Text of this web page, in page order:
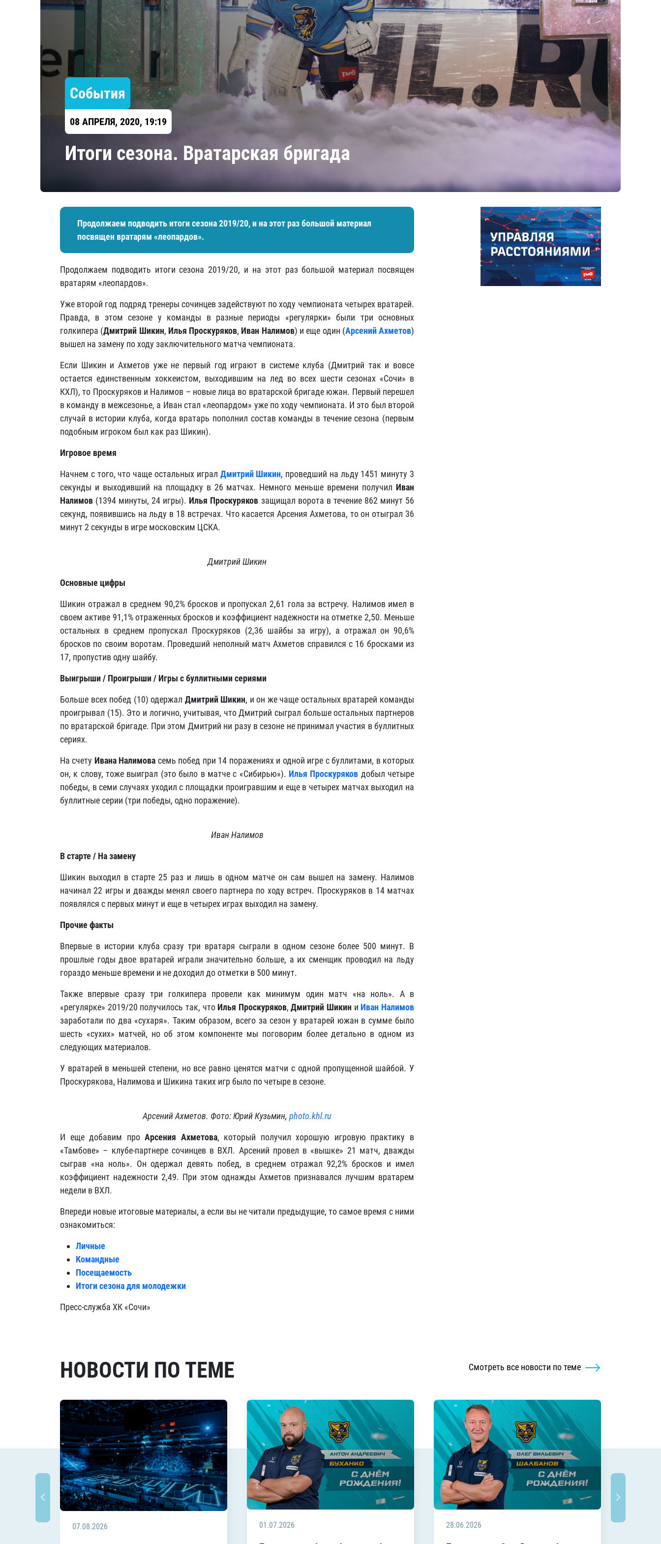
Локомотив
Северсталь
ЦСКА
Шанхайские Драконы
Амур
Барыс
Салават Юлаев
Сибирь
События
08 АПРЕЛЯ, 2020, 19:19
​Итоги сезона. Вратарская бригада
Продолжаем подводить итоги сезона 2019/20, и на этот раз большой материал
посвящен вратарям «леопардов».
Продолжаем подводить итоги сезона 2019/20, и на этот раз большой материал посвящен
вратарям «леопардов».
Уже второй год подряд тренеры сочинцев задействуют по ходу чемпионата четырех вратарей.
Правда, в этом сезоне у команды в разные периоды «регулярки» были три основных
голкипера (Дмитрий Шикин, Илья Проскуряков, Иван Налимов) и еще один (Арсений Ахметов)
вышел на замену по ходу заключительного матча чемпионата.
Если Шикин и Ахметов уже не первый год играют в системе клуба (Дмитрий так и вовсе
остается единственным хоккеистом, выходившим на лед во всех шести сезонах «Сочи» в
КХЛ), то Проскуряков и Налимов – новые лица во вратарской бригаде южан. Первый перешел
в команду в межсезонье, а Иван стал «леопардом» уже по ходу чемпионата. И это был второй
случай в истории клуба, когда вратарь пополнил состав команды в течение сезона (первым
подобным игроком был как раз Шикин).
Игровое время
Начнем с того, что чаще остальных играл Дмитрий Шикин, проведший на льду 1451 минуту 3
секунды и выходивший на площадку в 26 матчах. Немного меньше времени получил Иван
Налимов (1394 минуты, 24 игры). Илья Проскуряков защищал ворота в течение 862 минут 56
секунд, появившись на льду в 18 встречах. Что касается Арсения Ахметова, то он отыграл 36
минут 2 секунды в игре московским ЦСКА.
Дмитрий Шикин
Основные цифры
Шикин отражал в среднем 90,2% бросков и пропускал 2,61 гола за встречу. Налимов имел в
своем активе 91,1% отраженных бросков и коэффициент надежности на отметке 2,50. Меньше
остальных в среднем пропускал Проскуряков (2,36 шайбы за игру), а отражал он 90,6%
бросков по своим воротам. Проведший неполный матч Ахметов справился с 16 бросками из
17, пропустив одну шайбу.
Выигрыши / Проигрыши / Игры с буллитными сериями
Больше всех побед (10) одержал Дмитрий Шикин, и он же чаще остальных вратарей команды
проигрывал (15). Это и логично, учитывая, что Дмитрий сыграл больше остальных партнеров
по вратарской бригаде. При этом Дмитрий ни разу в сезоне не принимал участия в буллитных
сериях.
На счету Ивана Налимова семь побед при 14 поражениях и одной игре с буллитами, в которых
он, к слову, тоже выиграл (это было в матче с «Сибирью»). Илья Проскуряков добыл четыре
победы, в семи случаях уходил с площадки проигравшим и еще в четырех матчах выходил на
буллитные серии (три победы, одно поражение).
Иван Налимов
В старте / На замену
Шикин выходил в старте 25 раз и лишь в одном матче он сам вышел на замену. Налимов
начинал 22 игры и дважды менял своего партнера по ходу встреч. Проскуряков в 14 матчах
появлялся с первых минут и еще в четырех играх выходил на замену.
Прочие факты
Впервые в истории клуба сразу три вратаря сыграли в одном сезоне более 500 минут. В
прошлые годы двое вратарей играли значительно больше, а их сменщик проводил на льду
гораздо меньше времени и не доходил до отметки в 500 минут.
Также впервые сразу три голкипера провели как минимум один матч «на ноль». А в
«регулярке» 2019/20 получилось так, что Илья Проскуряков,Дмитрий Шикин и Иван Налимов
заработали по два «сухаря». Таким образом, всего за сезон у вратарей южан в сумме было
шесть «сухих» матчей, но об этом компоненте мы поговорим более детально в одном из
следующих материалов.
У вратарей в меньшей степени, но все равно ценятся матчи с одной пропущенной шайбой. У
Проскурякова, Налимова и Шикина таких игр было по четыре в сезоне.
Арсений Ахметов. Фото: Юрий Кузьмин, photo.khl.ru
И еще добавим проАрсения Ахметова, который получил хорошую игровую практику в
«Тамбове» – клубе-партнере сочинцев в ВХЛ. Арсений провел в «вышке» 21 матч, дважды
сыграв «на ноль». Он одержал девять побед, в среднем отражал 92,2% бросков и имел
коэффициент надежности 2,49. При этом однажды Ахметов признавался лучшим вратарем
недели в ВХЛ.
Впереди новые итоговые материалы, а если вы не читали предыдущие, то самое время с ними
ознакомиться:
Личные
Командные
Посещаемость
Итоги сезона для молодежки
Пресс-служба ХК «Сочи»
НОВОСТИ ПО ТЕМЕ Смотреть все новости по теме
07.08.2026 01.07.2026 28.06.2026